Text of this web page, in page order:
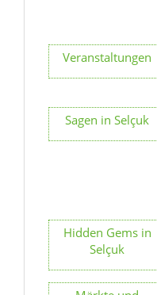
Shopping in
Selçuk